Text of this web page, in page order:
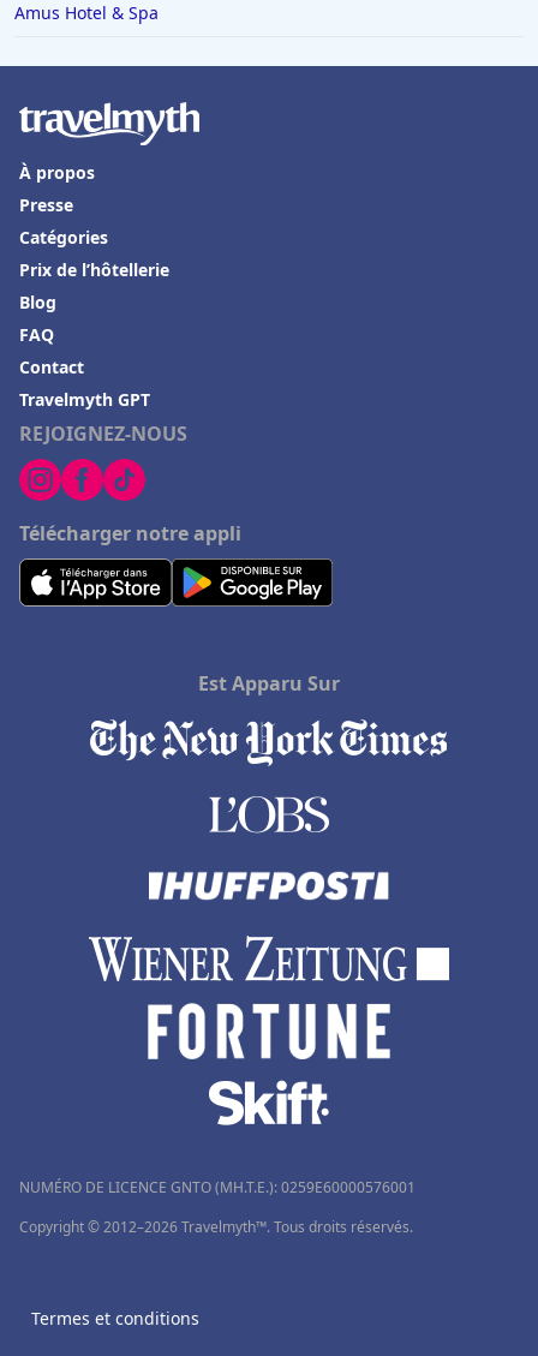
Amus Hotel & Spa
REJOIGNEZ-NOUS
Télécharger notre appli
À propos
Presse
Catégories
Prix de l’hôtellerie
Blog
FAQ
Contact
Travelmyth GPT
Est Apparu Sur
NUMÉRO DE LICENCE GNTO (MH.T.E.): 0259Ε60000576001
Copyright © 2012–2026 Travelmyth™. Tous droits réservés.
Termes et conditions